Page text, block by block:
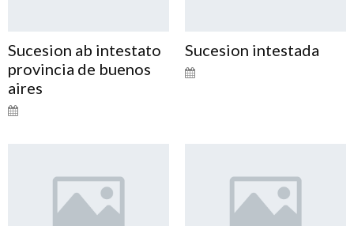
Sucesion ab intestato
provincia de buenos
aires
Sucesion intestada